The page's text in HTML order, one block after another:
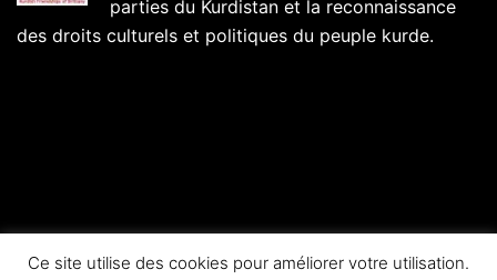
parties du Kurdistan et la reconnaissance
des droits culturels et politiques du peuple kurde.
Ce site utilise des cookies pour améliorer votre utilisation.